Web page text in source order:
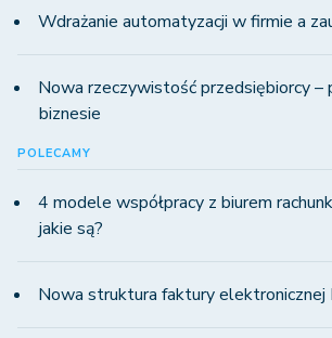
Wdrażanie automatyzacji w firmie a
Nowa rzeczywistość przedsiębiorcy –
biznesie
POLECAMY
4 modele współpracy z biurem
jakie są?
Nowa struktura faktury elektronicznej